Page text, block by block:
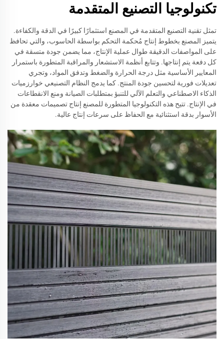
تكنولوجيا التصنيع المتقدمة
تمثل تقنية التصنيع المتقدمة في المصنع استثمارًا كبيرًا في الدقة والكفاءة.
يتميز المصنع بخطوط إنتاج مُحكمة التحكم بواسطة الحاسوب، والتي تحافظ
على المواصفات الدقيقة طوال عملية الإنتاج، مما يضمن جودة متسقة في
كل دفعة يتم إنتاجها. وتتابع أنظمة الاستشعار والمراقبة المتطورة باستمرار
المعايير الأساسية مثل درجة الحرارة والضغط وتدفق المواد، وتجري
تعديلات فورية لتحسين جودة المنتج. كما يدمج النظام التصنيعي خوارزميات
الذكاء الاصطناعي والتعلم الآلي للتنبؤ بمتطلبات الصيانة ومنع الانقطاعات
في الإنتاج. تتيح هذه التكنولوجيا المتطورة للمصنع إنتاج تصميمات معقدة من
الأسوار بدقة استثنائية مع الحفاظ على سرعات إنتاج عالية.